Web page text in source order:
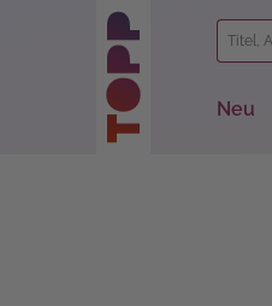
Zur
Neu